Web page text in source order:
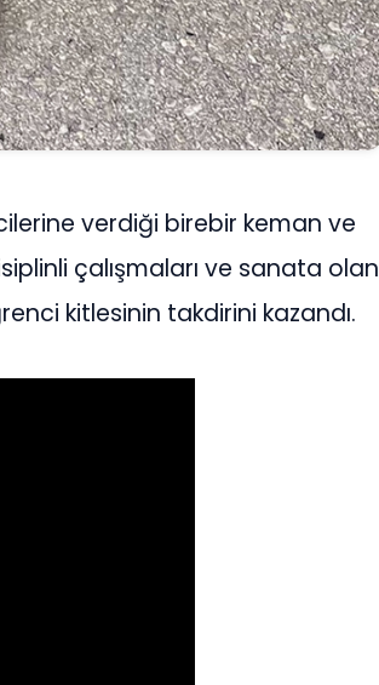
verdiği birebir keman ve
çalışmaları ve sanata olan
kitlesinin takdirini kazandı.